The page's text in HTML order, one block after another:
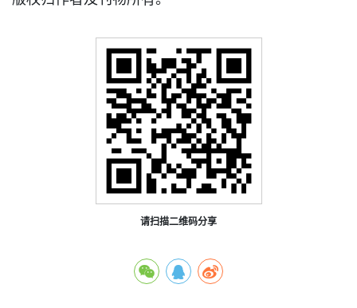
请扫描二维码分享